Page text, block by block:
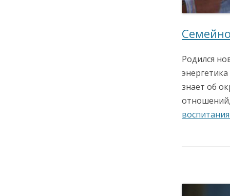
Родился
знает об